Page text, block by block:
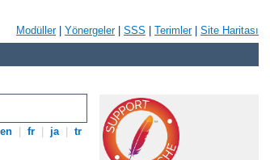
Modüller| Yönergeler| SSS Terimler| Site Haritası
en fr ja tr